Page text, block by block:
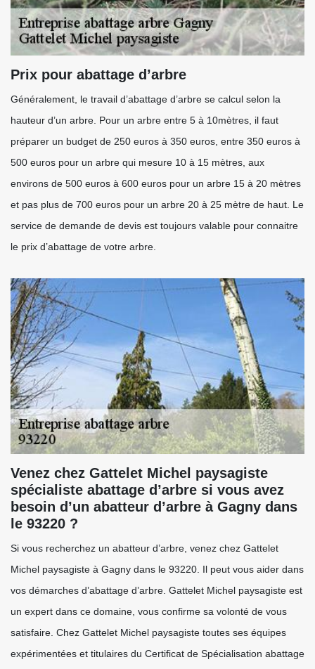
Prix pour abattage d’arbre
Généralement, le travail d’abattage d’arbre se calcul selon la
hauteur d’un arbre. Pour un arbre entre 5 à 10mètres, il faut
préparer un budget de 250 euros à 350 euros, entre 350 euros à
500 euros pour un arbre qui mesure 10 à 15 mètres, aux
environs de 500 euros à 600 euros pour un arbre 15 à 20 mètres
et pas plus de 700 euros pour un arbre 20 à 25 mètre de haut. Le
service de demande de devis est toujours valable pour connaitre
le prix d’abattage de votre arbre.
Venez chez Gattelet Michel paysagiste
spécialiste abattage d’arbre si vous avez
besoin d’un abatteur d’arbre à Gagny dans
le 93220 ?
Si vous recherchez un abatteur d’arbre, venez chez Gattelet
Michel paysagiste à Gagny dans le 93220. Il peut vous aider dans
vos démarches d’abattage d’arbre. Gattelet Michel paysagiste est
un expert dans ce domaine, vous confirme sa volonté de vous
satisfaire. Chez Gattelet Michel paysagiste toutes ses équipes
expérimentées et titulaires du Certificat de Spécialisation abattage